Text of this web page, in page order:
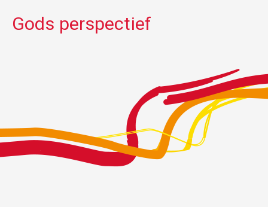
Gods perspectief